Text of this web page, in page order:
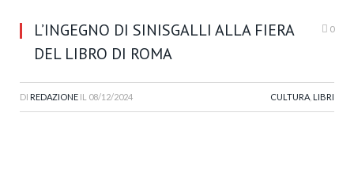
L’INGEGNO DI SINISGALLI ALLA FIERA
DEL LIBRO DI ROMA
0
DI REDAZIONE IL 08/12/2024 CULTURA LIBRI